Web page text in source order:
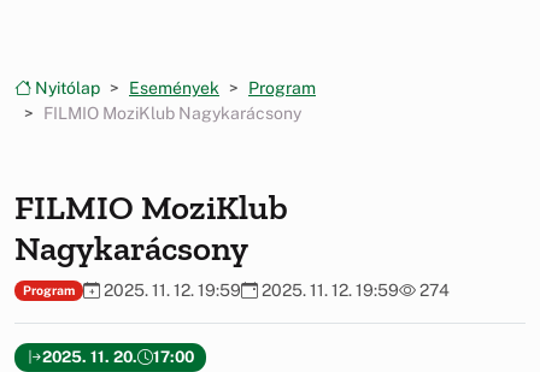
Nyitólap Események
Program
FILMIO MoziKlub Nagykarácsony
FILMIO MoziKlub
Nagykarácsony
Program 2025. 11. 12. 19:59 2025. 11. 12. 19:59 274
2025. 11. 20. 17:00